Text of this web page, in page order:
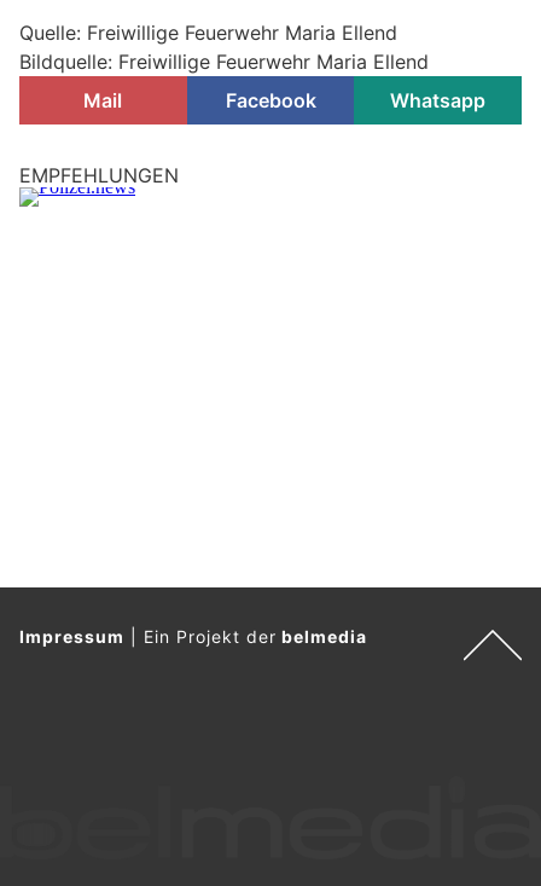
Quelle: Freiwillige Feuerwehr Maria Ellend
Bildquelle: Freiwillige Feuerwehr Maria Ellend
Mail
Facebook Whatsapp
EMPFEHLUNGEN
Impressum Ein Projekt derbelmedia